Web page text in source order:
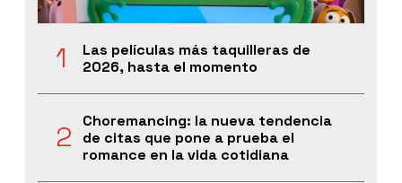
Las películas más taquilleras de
2026, hasta el momento
Choremancing: la nueva tendencia
de citas que pone a prueba el
romance en la vida cotidiana